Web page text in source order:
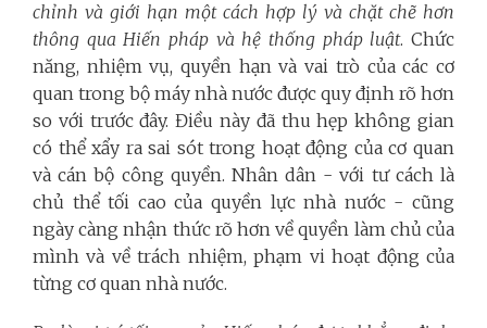
chỉnh và giới hạn một cách hợp lý và chặt chẽ hơn
thông qua Hiến pháp và hệ thống pháp luật. Chức
năng, nhiệm vụ, quyền hạn và vai trò của các cơ
quan trong bộ máy nhà nước được quy định rõ hơn
so với trước đây. Điều này đã thu hẹp không gian
có thể xẩy ra sai sót trong hoạt động của cơ quan
và cán bộ công quyền. Nhân dân - với tư cách là
chủ thể tối cao của quyền lực nhà nước - cũng
ngày càng nhận thức rõ hơn về quyền làm chủ của
mình và về trách nhiệm, phạm vi hoạt động của
từng cơ quan nhà nước.